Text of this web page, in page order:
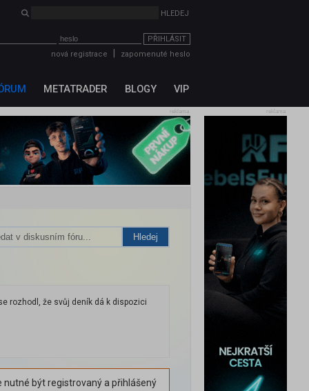
PŘIHLÁSIT
nová registrace
zapomenuté heslo
METATRADER BLOGY VIP
reklama
reklama
Hledej
rozhodl, že svůj deník dá k dispozici
být registrovaný a přihlášený